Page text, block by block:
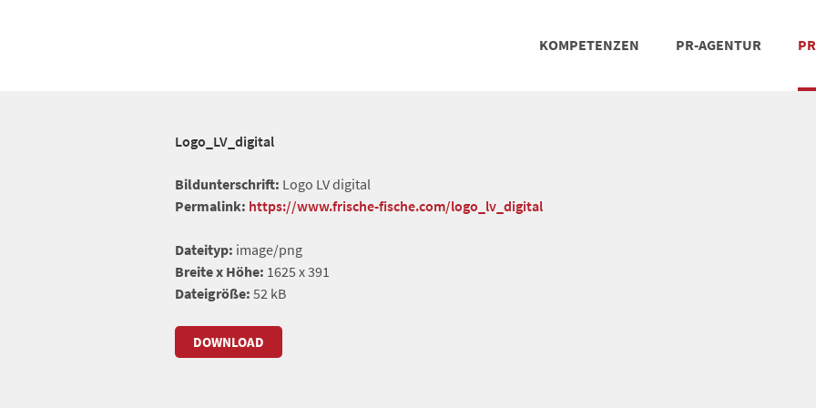
KOMPETENZEN PR-AGENTUR
Logo_LV_digital
Bildunterschrift: Logo LV digital
Permalink: https://www.frische-fische.com/logo_lv_digital
Dateityp: image/png
Breite x Höhe: 1625 x 391
Dateigröße: 52 kB
DOWNLOAD